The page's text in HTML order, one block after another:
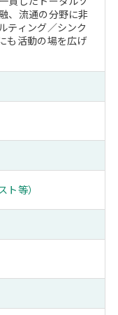
、流通の分野に非
ティング／シンク
も活動の場を広げ
等）